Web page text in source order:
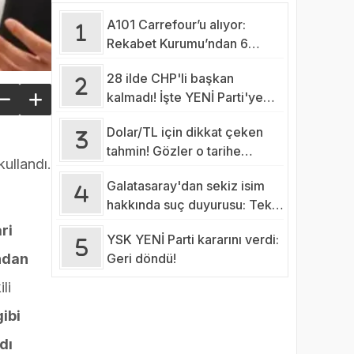
A101 Carrefour’u alıyor:
Rekabet Kurumu’ndan 6
28 ilde CHP'li başkan
kalmadı! İşte YENİ Parti'ye
belediyelerin sayısı…
Dolar/TL için dikkat çeken
tahmin! Gözler o tarihe
Galatasaray'dan sekiz isim
hakkında suç duyurusu: Tek
YSK YENİ Parti kararını verdi:
Geri döndü!